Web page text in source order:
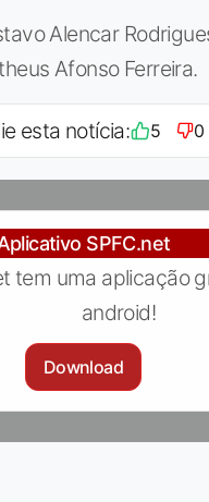
Alencar
Afonso Ferreira.
esta notícia: 5 0
SPFC.net
tem uma aplicação
android!
Download